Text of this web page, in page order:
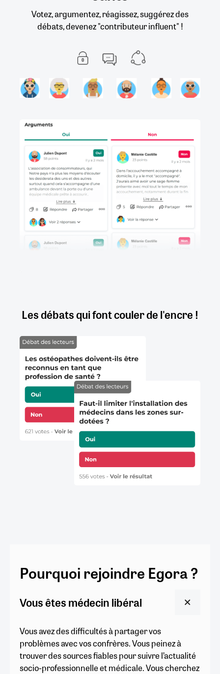
Votez, argumentez, réagissez, suggérez des
débats, devenez "contributeur influent" !
Les débats qui font couler de l'encre !
Pourquoi rejoindre Egora ?
Vous êtes médecin libéral
Vous avez des difficultés à partager vos
problèmes avec vos confrères. Vous peinez à
trouver des sources fiables pour suivre l’actualité
socio-professionnelle et médicale. Vous cherchez